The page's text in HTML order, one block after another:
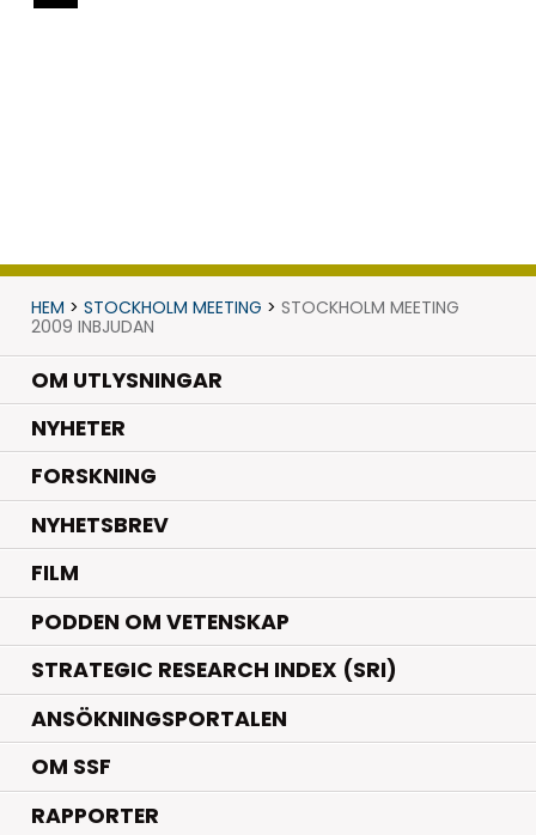
HEM > STOCKHOLM MEETING > STOCKHOLM MEETING
2009 INBJUDAN
OM UTLYSNINGAR
NYHETER.
FORSKNING.
NYHETSBREV
FILM
PODDEN OM VETENSKAP
STRATEGIC RESEARCH INDEX (SRI)
ANSÖKNINGSPORTALEN
OM SSF
RAPPORTER